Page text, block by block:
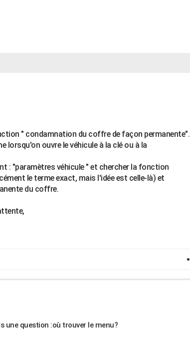
" condamnation du coffre de façon permanente".
lorsqu'on ouvre le véhicule à la clé ou à la
: "paramètres véhicule " et chercher la fonction
le terme exact, mais l'idée est celle-là) et
du coffre.
une question :où trouver le menu?